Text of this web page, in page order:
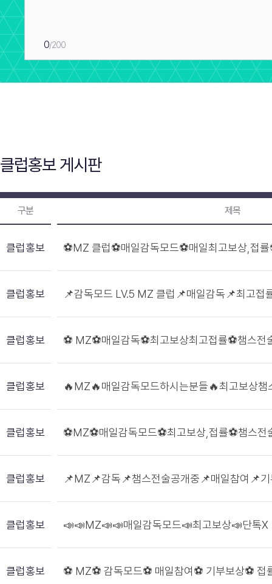
0/200
클럽홍보 게시판
구분 제목
클럽홍보 ⚽MZ 클럽⚽매일감독모드⚽매일최고보상,접
클럽홍보 📌감독모드 LV.5 MZ 클럽📌매일감독📌최고접
클럽홍보 ⚽ MZ⚽매일감독⚽최고보상최고접률⚽챔스전
클럽홍보 🔥MZ🔥매일감독모드하시는분들🔥최고보상
클럽홍보 ⚽MZ⚽매일감독모드⚽최고보상,접률⚽챔스전
클럽홍보 📌MZ📌감독📌챔스전술공개중📌매일참여📌
클럽홍보 📣📣MZ📣📣매일감독모드📣최고보상📣단톡X
클럽홍보 ⚽ MZ⚽ 감독모드⚽ 매일참여⚽ 기부보상⚽ 접